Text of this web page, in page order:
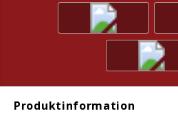
Produktinformation